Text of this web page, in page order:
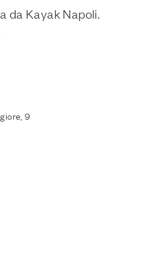
da Kayak Napoli
9